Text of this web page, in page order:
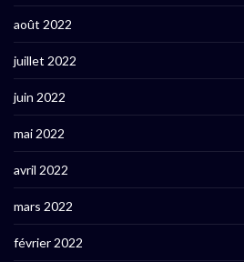
août 2022
juillet 2022
juin 2022
mai 2022
avril 2022
mars 2022
février 2022